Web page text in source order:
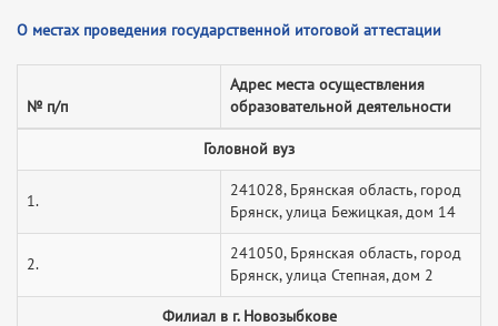
О местах проведения государственной итоговой аттестации
№ п/п
Адрес места осуществления
образовательной деятельности
Головной вуз
1.
241028, Брянская область, город
Брянск, улица Бежицкая, дом 14
2.
241050, Брянская область, город
Брянск, улица Степная, дом 2
Филиал в г. Новозыбкове